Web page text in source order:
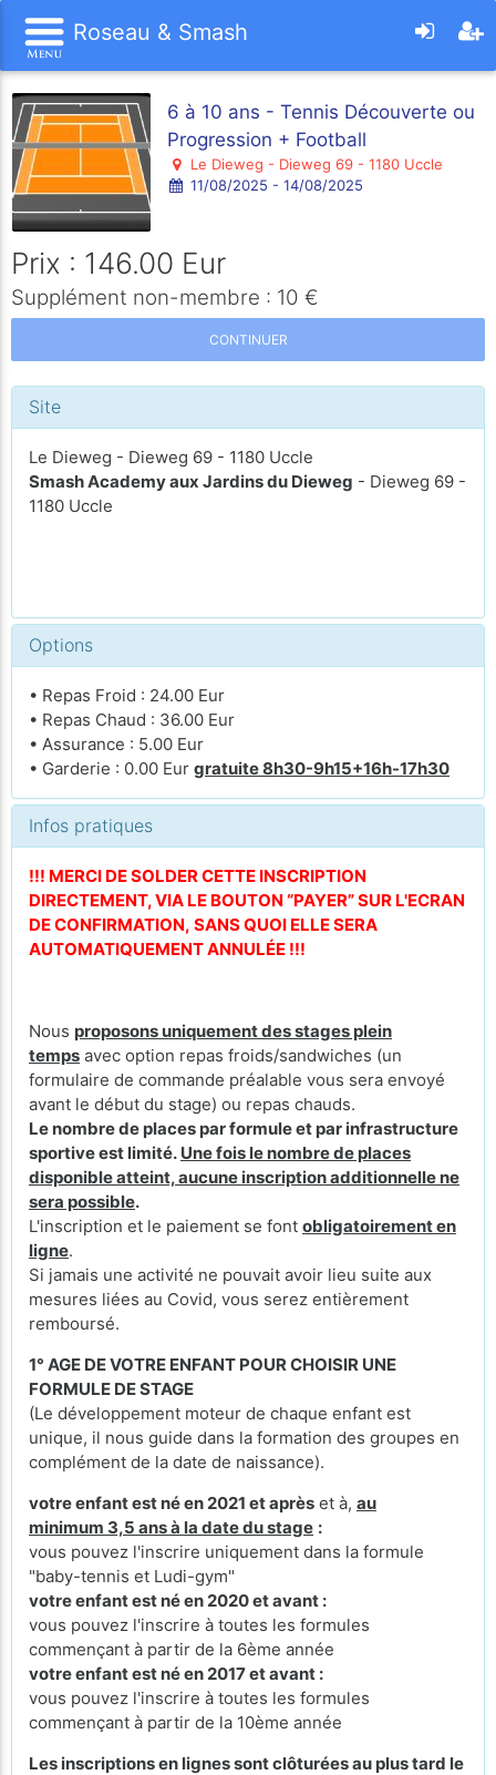
Roseau & Smash
6 à 10 ans - Tennis Découverte ou
Progression + Football
Le Dieweg - Dieweg 69 - 1180 Uccle
11/08/2025 - 14/08/2025
Prix : 146.00 Eur
Supplément non-membre : 10 €
CONTINUER
Site
Le Dieweg - Dieweg 69 - 1180 Uccle
Smash Academy aux Jardins du Dieweg - Dieweg 69 -
1180 Uccle
Options
• Repas Froid : 24.00 Eur
• Repas Chaud : 36.00 Eur
• Assurance : 5.00 Eur
• Garderie : 0.00 Eur gratuite 8h30-9h15+16h-17h30
Infos pratiques
!!! MERCI DE SOLDER CETTE INSCRIPTION
DIRECTEMENT, VIA LE BOUTON “PAYER” SUR L'ECRAN
DE CONFIRMATION, SANS QUOI ELLE SERA
AUTOMATIQUEMENT ANNULÉE !!!
Nous proposons uniquement des stages plein
temps avec option repas froids/sandwiches (un
formulaire de commande préalable vous sera envoyé
avant le début du stage) ou repas chauds.
Le nombre de places par formule et par infrastructure
sportive est limité. Une fois le nombre de places
disponible atteint, aucune inscription additionnelle ne
sera possible.
L'inscription et le paiement se font obligatoirement en
ligne.
Si jamais une activité ne pouvait avoir lieu suite aux
mesures liées au Covid, vous serez entièrement
remboursé.
1° AGE DE VOTRE ENFANT POUR CHOISIR UNE
FORMULE DE STAGE
(Le développement moteur de chaque enfant est
unique, il nous guide dans la formation des groupes en
complément de la date de naissance).
votre enfant est né en 2021 et après et à, au
minimum 3,5 ans à la date du stage :
vous pouvez l'inscrire uniquement dans la formule
"baby-tennis et Ludi-gym"
votre enfant est né en 2020 et avant :
vous pouvez l'inscrire à toutes les formules
commençant à partir de la 6ème année
votre enfant est né en 2017 et avant :
vous pouvez l'inscrire à toutes les formules
commençant à partir de la 10ème année
Les inscriptions en lignes sont clôturées au plus tard le